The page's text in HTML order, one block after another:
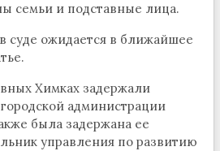
семьи и подставные лица.
суде ожидается в ближайшее
Химках задержали
администрации
была задержана ее
управления по развитию